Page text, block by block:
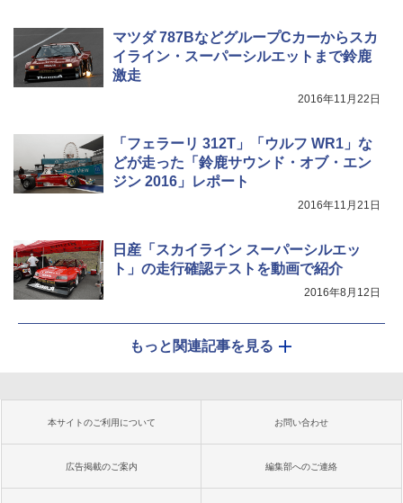
マツダ 787BなどグループCカーからスカ
イライン・スーパーシルエットまで鈴鹿
激走
2016年11月22日
「フェラーリ 312T」「ウルフ WR1」な
どが走った「鈴鹿サウンド・オブ・エン
ジン 2016」レポート
2016年11月21日
日産「スカイライン スーパーシルエッ
ト」の走行確認テストを動画で紹介
2016年8月12日
もっと関連記事を見る
本サイトのご利用について お問い合わせ
広告掲載のご案内 編集部へのご連絡